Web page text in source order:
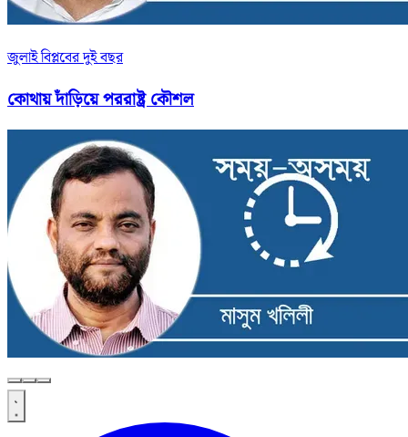
জুলাই বিপ্লবের দুই বছর
কোথায় দাঁড়িয়ে পররাষ্ট্র কৌশল